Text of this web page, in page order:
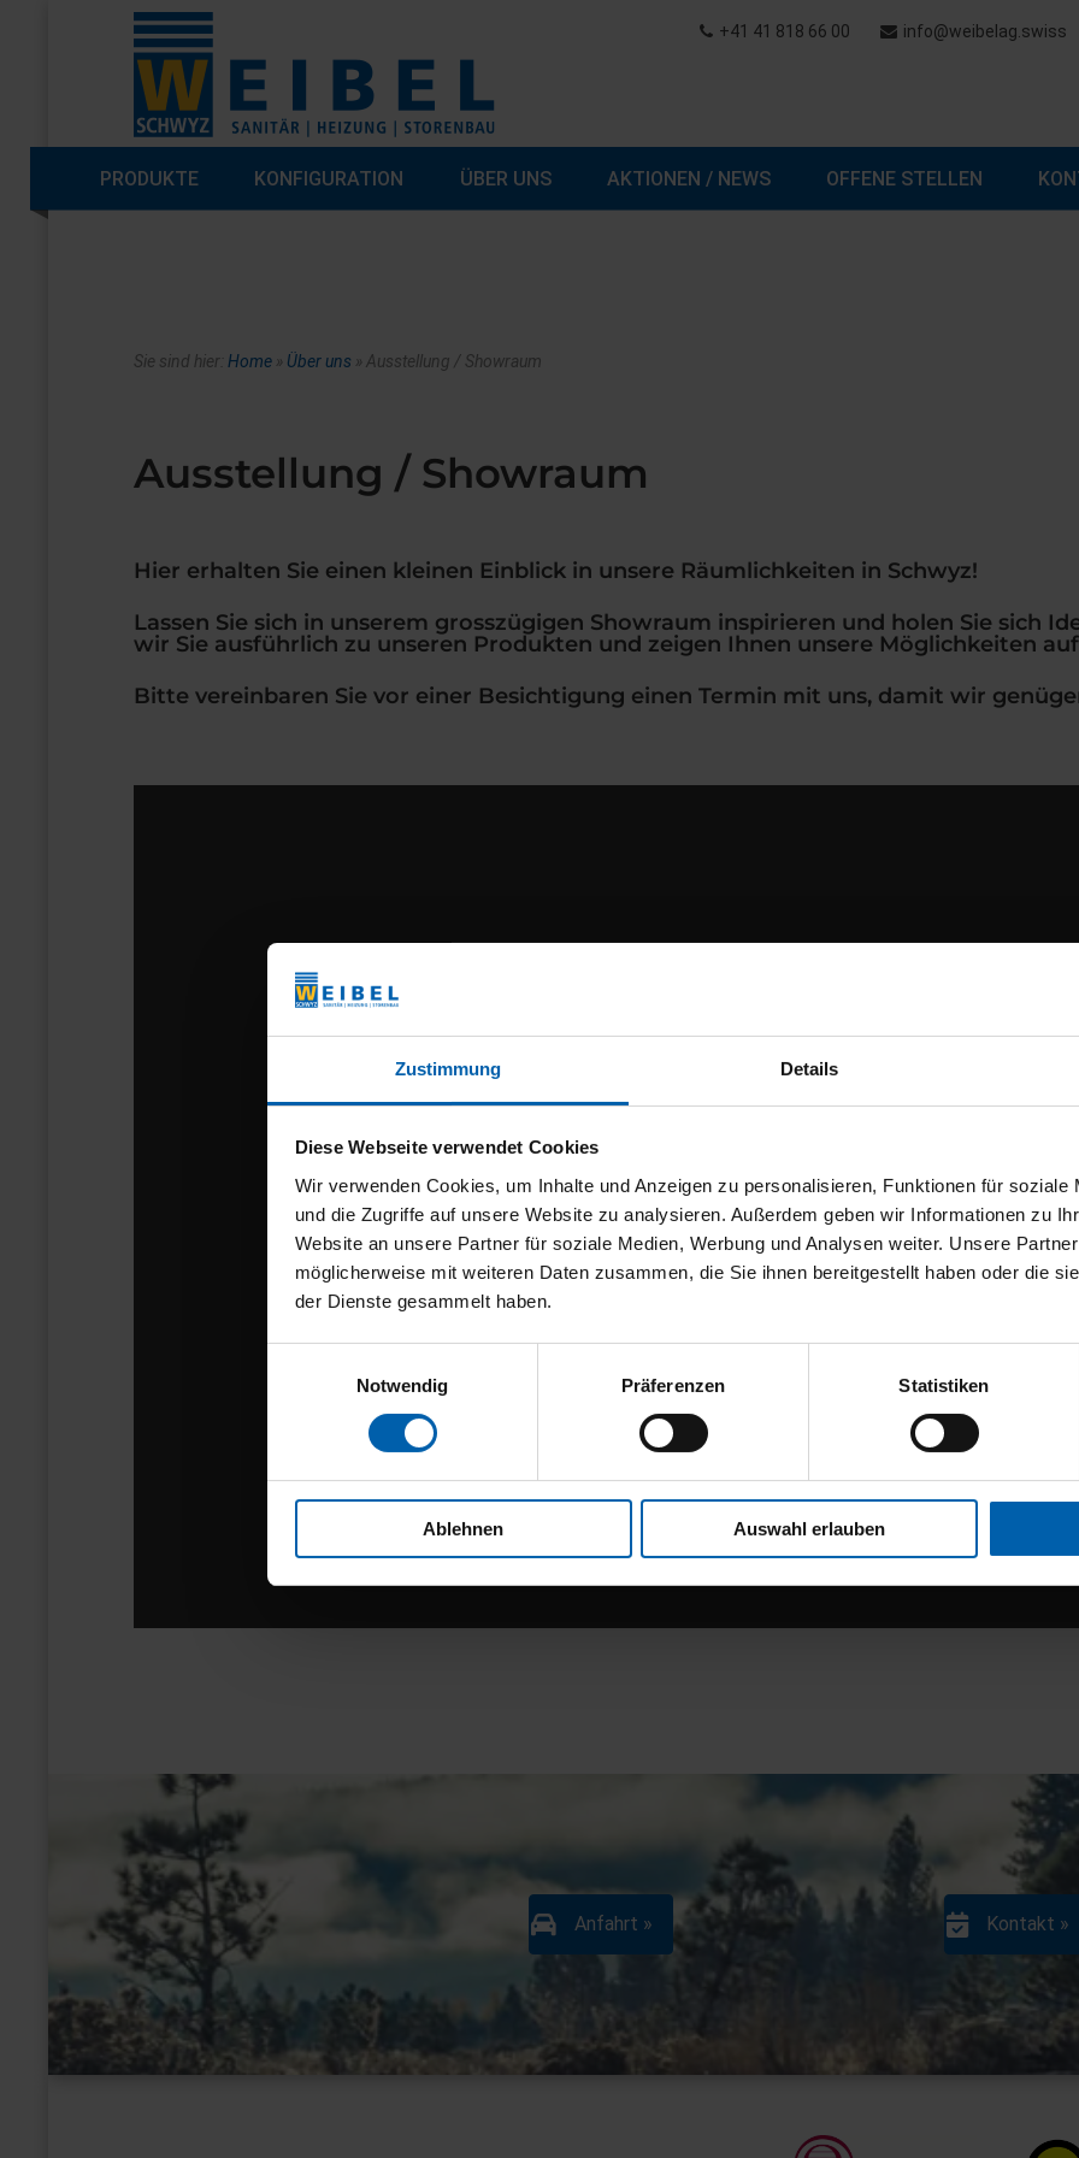
Zustimmung Details
Diese Webseite verwendet Cookies
Wir verwenden Cookies, um Inhalte und Anzeigen zu personalisieren, Funktionen für soziale
und die Zugriffe auf unsere Website zu analysieren. Außerdem geben wir Informationen zu
Website an unsere Partner für soziale Medien, Werbung und Analysen weiter. Unsere
möglicherweise mit weiteren Daten zusammen, die Sie ihnen bereitgestellt haben oder die
der Dienste gesammelt haben.
Notwendig
Präferenzen Statistiken
Ablehnen Auswahl erlauben
+41 41 818 66 00 info@weibelag.swiss
PRODUKTE KONFIGURATION ÜBER UNS AKTIONEN / NEWS OFFENE STELLEN
Sie sind hier: Home » Über uns »Ausstellung / Showraum
Ausstellung / Showraum
Hier erhalten Sie einen kleinen Einblick in unsere Räumlichkeiten in Schwyz!
Lassen Sie sich in unserem grosszügigen Showraum inspirieren und holen Sie sich
wir Sie ausführlich zu unseren Produkten und zeigen Ihnen unsere Möglichkeiten
Bitte vereinbaren Sie vor einer Besichtigung einen Termin mit uns, damit wir
Anfahrt » Kontakt »